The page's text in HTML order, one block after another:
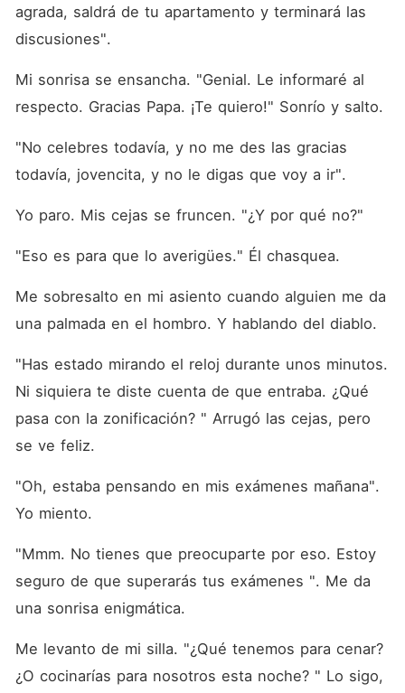
agrada, saldrá de tu apartamento y terminará las
discusiones".
Mi sonrisa se ensancha. "Genial. Le informaré al
respecto. Gracias Papa. ¡Te quiero!" Sonrío y salto.
"No celebres todavía, y no me des las gracias
todavía, jovencita, y no le digas que voy a ir".
Yo paro. Mis cejas se fruncen. "¿Y por qué no?"
"Eso es para que lo averigües." Él chasquea.
Me sobresalto en mi asiento cuando alguien me da
una palmada en el hombro. Y hablando del diablo.
"Has estado mirando el reloj durante unos minutos.
Ni siquiera te diste cuenta de que entraba. ¿Qué
pasa con la zonificación? " Arrugó las cejas, pero
se ve feliz.
"Oh, estaba pensando en mis exámenes mañana".
Yo miento.
"Mmm. No tienes que preocuparte por eso. Estoy
seguro de que superarás tus exámenes ". Me da
una sonrisa enigmática.
Me levanto de mi silla. "¿Qué tenemos para cenar?
¿O cocinarías para nosotros esta noche? " Lo sigo,